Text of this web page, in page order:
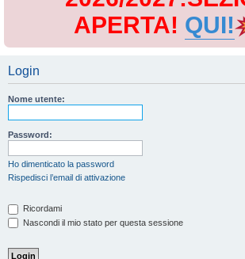
APERTA! QUI!
Login
Nome utente:
Password:
Ho dimenticato la password
Rispedisci l’email di attivazione
Ricordami
Nascondi il mio stato per questa sessione